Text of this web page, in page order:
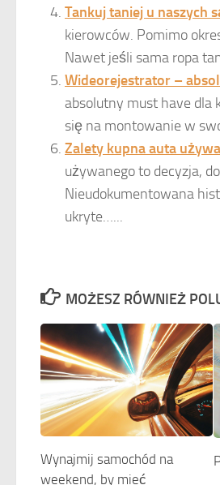
Tankuj taniej u naszych
kierowców. Pomimo
Nawet jeśli sama ropa
Wideorejestrator –
absolutny must have dla
się na montowanie w
Zalety kupna auta
używanego to decyzja,
Nieudokumentowana
ukryte…...
MOŻESZ RÓWNIEŻ
Wynajmij samochód na
weekend, by mieć